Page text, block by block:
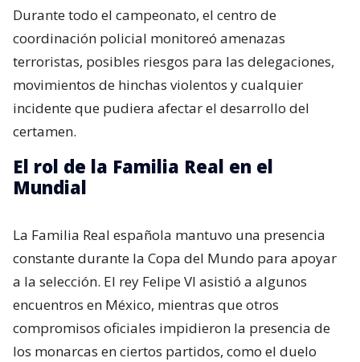
Durante todo el campeonato, el centro de
coordinación policial monitoreó amenazas
terroristas, posibles riesgos para las delegaciones,
movimientos de hinchas violentos y cualquier
incidente que pudiera afectar el desarrollo del
certamen.
El rol de la Familia Real en el
Mundial
La Familia Real española mantuvo una presencia
constante durante la Copa del Mundo para apoyar
a la selección. El rey Felipe VI asistió a algunos
encuentros en México, mientras que otros
compromisos oficiales impidieron la presencia de
los monarcas en ciertos partidos, como el duelo